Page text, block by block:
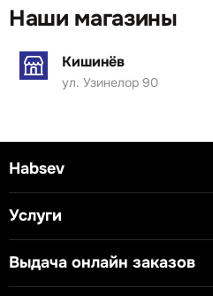
высококачественным
- Простота установки в
- Совместимость с широким
телекоммуникационных
Технические характеристики:
- Тип устройства: Модульная
- Соединение: RJ11 6/4
- Стандарт: IEC 60603-7
Наши магазины
Кишинёв
ул. Узинелор 90
Habsev
Услуги
Выдача онлайн заказов